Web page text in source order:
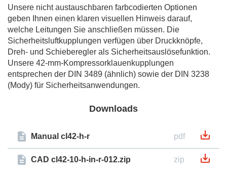
Unsere nicht austauschbaren farbcodierten Optionen
geben Ihnen einen klaren visuellen Hinweis darauf,
welche Leitungen Sie anschließen müssen. Die
Sicherheitsluftkupplungen verfügen über Druckknöpfe,
Dreh- und Schieberegler als Sicherheitsauslösefunktion.
Unsere 42-mm-Kompressorklauenkupplungen
entsprechen der DIN 3489 (ähnlich) sowie der DIN 3238
(Mody) für Sicherheitsanwendungen.
Downloads
Manual cl42-h-r pdf
CAD cl42-10-h-in-r-012.zip zip